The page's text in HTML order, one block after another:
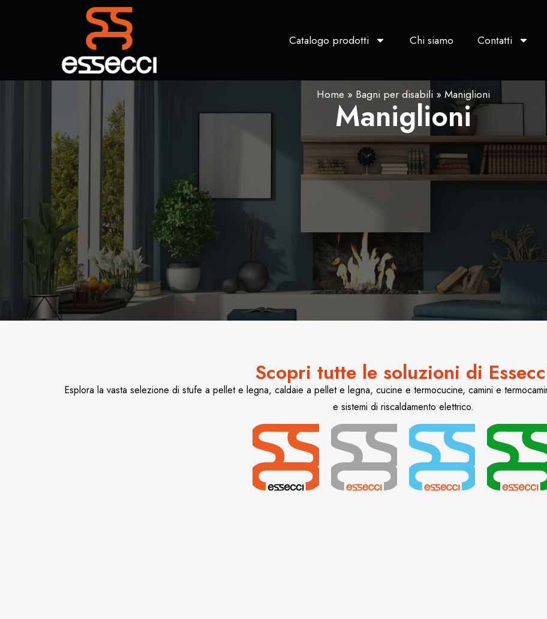
Catalogo prodotti Chi siamo Contatti
Home » Bagni per disabili» Maniglioni
Maniglioni
Scopri tutte le soluzioni di
Esplora la vasta selezione di stufe a pellet e legna, caldaie a pellet e legna, cucine e termocucine, camini e
e sistemi di riscaldamento elettrico.